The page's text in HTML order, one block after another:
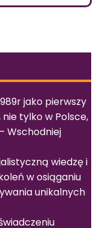
jako pierwszy
tylko w Polsce,
Wschodniej
wiedzę i
w osiąganiu
unikalnych